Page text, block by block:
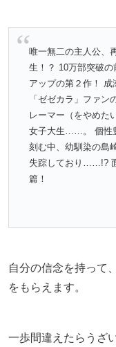
唯一無二の主人公、
生！？ 10万部突破
アップの第２作！ 成
「ゼゼカラ」ファン
レーマー（をやめた
女子大生……。 個性
刻む中、幼馴染の島
失踪しており……!?
篇！
自分の信念を持って
をもらえます。
一歩間違えたらうざ